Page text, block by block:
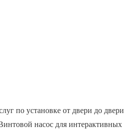
по установке от двери до двери